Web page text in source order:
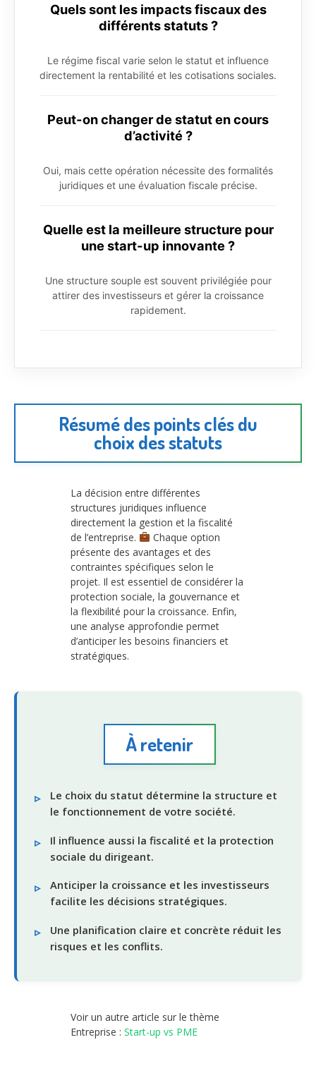
Quels sont les impacts fiscaux des
différents statuts ?
Le régime fiscal varie selon le statut et influence
directement la rentabilité et les cotisations sociales.
Peut-on changer de statut en cours
d’activité ?
Oui, mais cette opération nécessite des formalités
juridiques et une évaluation fiscale précise.
Quelle est la meilleure structure pour
une start-up innovante ?
Une structure souple est souvent privilégiée pour
attirer des investisseurs et gérer la croissance
rapidement.
Résumé des points clés du
choix des statuts
La décision entre différentes
structures juridiques influence
directement la gestion et la fiscalité
de l’entreprise.
Chaque option
présente des avantages et des
contraintes spécifiques selon le
projet. Il est essentiel de considérer la
protection sociale, la gouvernance et
la flexibilité pour la croissance. Enfin,
une analyse approfondie permet
d’anticiper les besoins financiers et
stratégiques.
À retenir
Le choix du statut détermine la structure et
le fonctionnement de votre société.
Il influence aussi la fiscalité et la protection
sociale du dirigeant.
Anticiper la croissance et les investisseurs
facilite les décisions stratégiques.
Une planification claire et concrète réduit les
risques et les conflits.
Voir un autre article sur le thème
Entreprise : Start-up vs PME